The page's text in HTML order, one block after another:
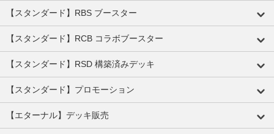
【スタンダード】RBS ブースター
【スタンダード】RCB コラボブースター
【スタンダード】RSD 構築済みデッキ
【スタンダード】プロモーション
【エターナル】デッキ販売